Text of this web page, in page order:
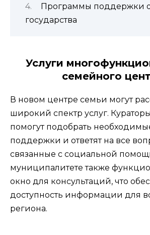
Программы поддержки
государства
Услуги
семейного
В новом центре семьи могут
широкий спектр услуг.
помогут подобрать
поддержки и ответят на все
связанные с социальной
муниципалитете также
окно для консультаций, что
доступность информации для
региона.